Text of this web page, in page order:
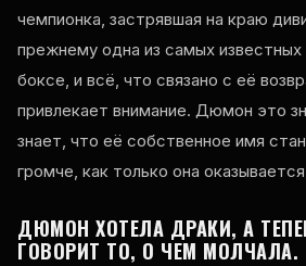
чемпионка, застрявшая на краю
прежнему одна из самых
боксе, и всё, что связано с её
привлекает внимание. Дюмон это
знает, что её собственное имя
громче, как только она
ДЮМОН ХОТЕЛА ДРАКИ, А
ГОВОРИТ ТО, О ЧЕМ МОЛЧАЛА.